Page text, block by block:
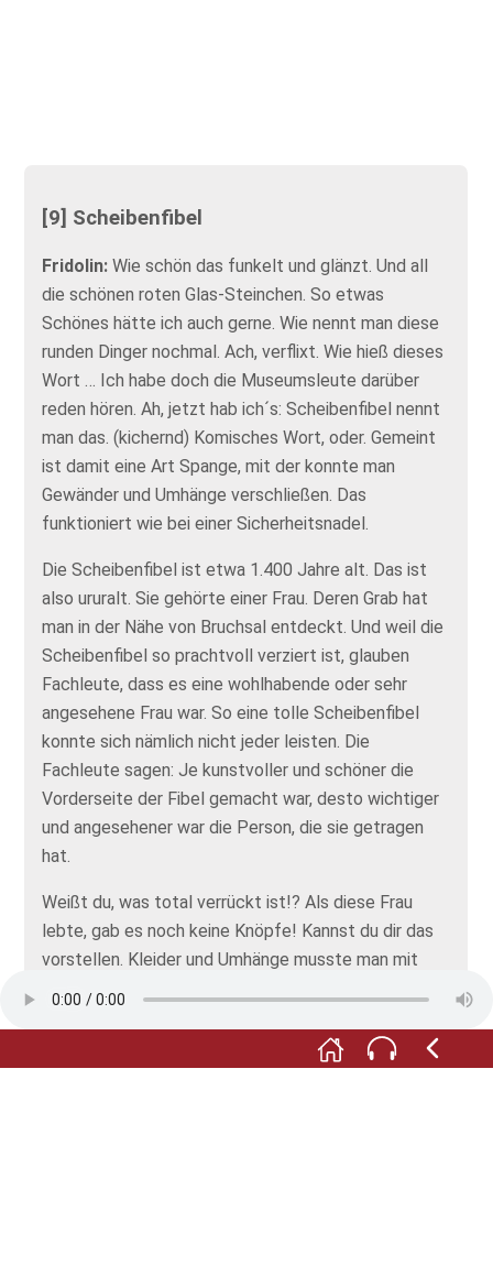
[9] Scheibenfibel
Fridolin:Wie schön das funkelt und glänzt. Und all
die schönen roten Glas-Steinchen. So etwas
Schönes hätte ich auch gerne. Wie nennt man diese
runden Dinger nochmal. Ach, verflixt. Wie hieß dieses
Wort … Ich habe doch die Museumsleute darüber
reden hören. Ah, jetzt hab ich´s: Scheibenfibel nennt
man das. (kichernd) Komisches Wort, oder. Gemeint
ist damit eine Art Spange, mit der konnte man
Gewänder und Umhänge verschließen. Das
funktioniert wie bei einer Sicherheitsnadel.
Die Scheibenfibel ist etwa 1.400 Jahre alt. Das ist
also ururalt. Sie gehörte einer Frau. Deren Grab hat
man in der Nähe von Bruchsal entdeckt. Und weil die
Scheibenfibel so prachtvoll verziert ist, glauben
Fachleute, dass es eine wohlhabende oder sehr
angesehene Frau war. So eine tolle Scheibenfibel
konnte sich nämlich nicht jeder leisten. Die
Fachleute sagen: Je kunstvoller und schöner die
Vorderseite der Fibel gemacht war, desto wichtiger
und angesehener war die Person, die sie getragen
hat.
Weißt du, was total verrückt ist!? Als diese Frau
lebte, gab es noch keine Knöpfe! Kannst du dir das
vorstellen. Kleider und Umhänge musste man mit
solchen Fibeln verschließen. Von den
diese Teile super viel über die Menschen erfahren
kann. Denn die Fibeln dienten auch als Schmuck. Mal